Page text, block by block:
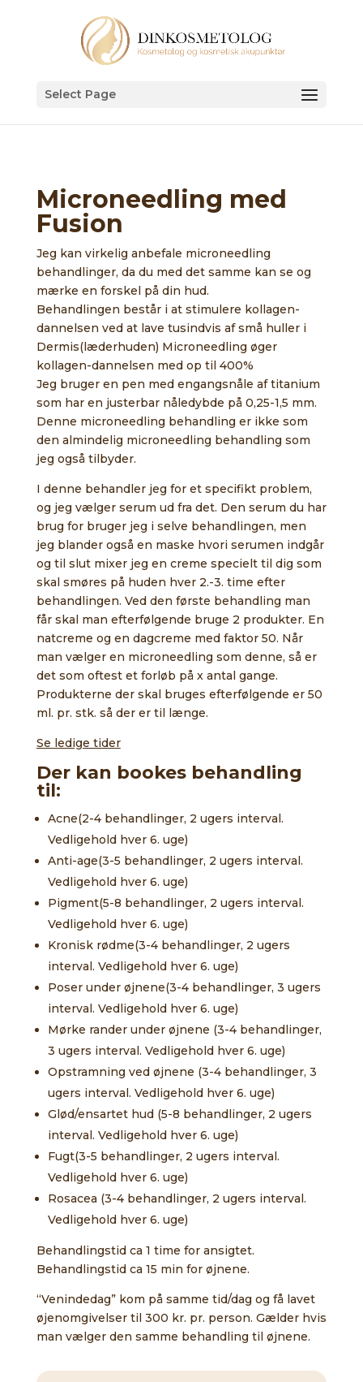
Select Page
Microneedling med
Fusion
Jeg kan virkelig anbefale microneedling
behandlinger, da du med det samme kan se og
mærke en forskel på din hud.
Behandlingen består i at stimulere kollagen-
dannelsen ved at lave tusindvis af små huller i
Dermis(læderhuden) Microneedling øger
kollagen-dannelsen med op til 400%
Jeg bruger en pen med engangsnåle af titanium
som har en justerbar nåledybde på 0,25-1,5 mm.
Denne microneedling behandling er ikke som
den almindelig microneedling behandling som
jeg også tilbyder.
I denne behandler jeg for et specifikt problem,
og jeg vælger serum ud fra det. Den serum du har
brug for bruger jeg i selve behandlingen, men
jeg blander også en maske hvori serumen indgår
og til slut mixer jeg en creme specielt til dig som
skal smøres på huden hver 2.-3. time efter
behandlingen. Ved den første behandling man
får skal man efterfølgende bruge 2 produkter. En
natcreme og en dagcreme med faktor 50. Når
man vælger en microneedling som denne, så er
det som oftest et forløb på x antal gange.
Produkterne der skal bruges efterfølgende er 50
ml. pr. stk. så der er til længe.
Se ledige tider
Der kan bookes behandling
til:
Acne(2-4 behandlinger, 2 ugers interval.
Vedligehold hver 6. uge)
Anti-age(3-5 behandlinger, 2 ugers interval.
Vedligehold hver 6. uge)
Pigment(5-8 behandlinger, 2 ugers interval.
Vedligehold hver 6. uge)
Kronisk rødme(3-4 behandlinger, 2 ugers
interval. Vedligehold hver 6. uge)
Poser under øjnene(3-4 behandlinger, 3 ugers
interval. Vedligehold hver 6. uge)
Mørke rander under øjnene (3-4 behandlinger,
3 ugers interval. Vedligehold hver 6. uge)
Opstramning ved øjnene (3-4 behandlinger, 3
ugers interval. Vedligehold hver 6. uge)
Glød/ensartet hud (5-8 behandlinger, 2 ugers
interval. Vedligehold hver 6. uge)
Fugt(3-5 behandlinger, 2 ugers interval.
Vedligehold hver 6. uge)
Rosacea (3-4 behandlinger, 2 ugers interval.
Vedligehold hver 6. uge)
Behandlingstid ca 1 time for ansigtet.
Behandlingstid ca 15 min for øjnene.
“Venindedag” kom på samme tid/dag og få lavet
øjenomgivelser til 300 kr. pr. person. Gælder hvis
man vælger den samme behandling til øjnene.